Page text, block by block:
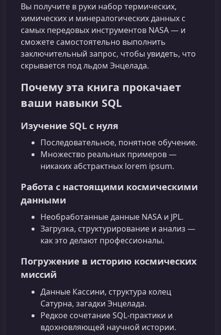
Вы получите в руки набор термических,
химических и минералогических данных с
самых передовых инструментов NASA — и
сможете самостоятельно выполнить
заключительный запрос, чтобы увидеть, что
скрывается под льдом Энцелада.
Почему эта книга прокачает
ваши навыки SQL
Изучение SQL с нуля
Последовательное, понятное обучение.
Множество реальных примеров —
никаких абстрактных lorem ipsum.
Работа с настоящими космическими
данными
Необработанные данные NASA и JPL.
Загрузка, структурирование и анализ —
как это делают профессионалы.
Погружение в историю космических
миссий
Данные Кассини, структура колец
Сатурна, загадки Энцелада.
Редкое сочетание SQL‑практики и
вдохновляющей научной истории.